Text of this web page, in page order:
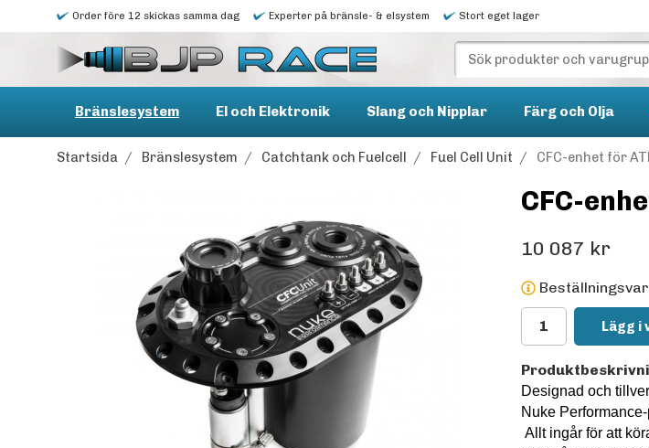
Order före 12 skickas samma dag Experter på bränsle- & elsystem Stort eget lager
Bränslesystem El och Elektronik Slang och Nipplar Färg och Olja
Startsida / Bränslesystem / Catchtank och Fuelcell / Fuel Cell Unit / CFC-enhet för
CFC-
10 087 kr
Lägg i
Designad och
Nuke
Allt ingår för att